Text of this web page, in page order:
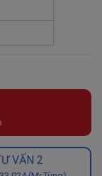
VẤN 2